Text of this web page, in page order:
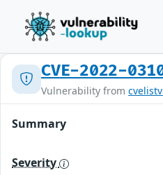
CVE-2022-
Vulnerability from
Summary
Severity